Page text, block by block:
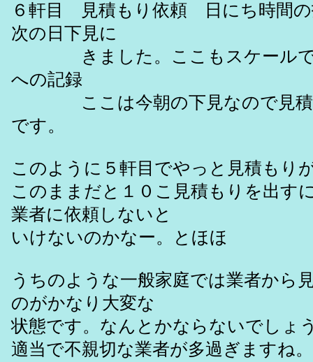
６軒目 見積もり依頼 日にち時間
次の日下見に
きました。ここもスケールで
への記録
ここは今朝の下見なので見積
です。
このように５軒目でやっと見積もり
このままだと１０こ見積もりを出す
業者に依頼しないと
いけないのかなー。とほほ
うちのような一般家庭では業者から
のがかなり大変な
状態です。なんとかならないでしょ
適当で不親切な業者が多過ぎますね。